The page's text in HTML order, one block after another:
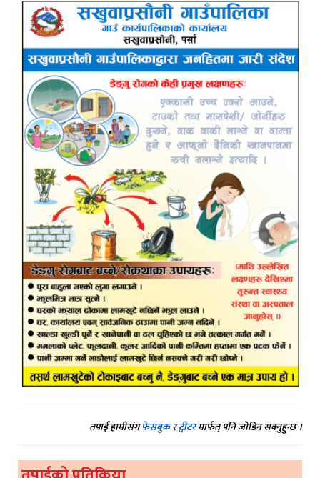
तपाईं हामीसंगफेसबुकरट्वीटरमार्फत् पनि जोडिन सक्नुहुन्छ ।